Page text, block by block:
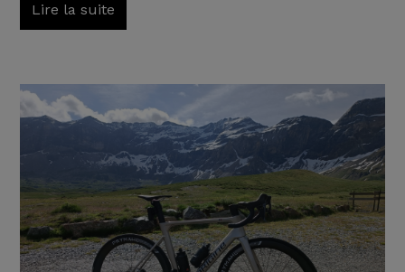
Lire la suite